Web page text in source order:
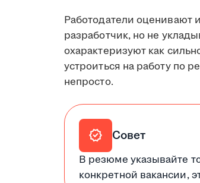
Работодатели оценивают
разработчик, но не
охарактеризуют как
устроиться на работу по
непросто.
verified Совет
В резюме указывайте
конкретной вакансии,